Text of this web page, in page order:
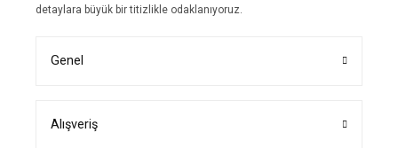
detaylara büyük bir titizlikle odaklanıyoruz.
Genel
Alışveriş